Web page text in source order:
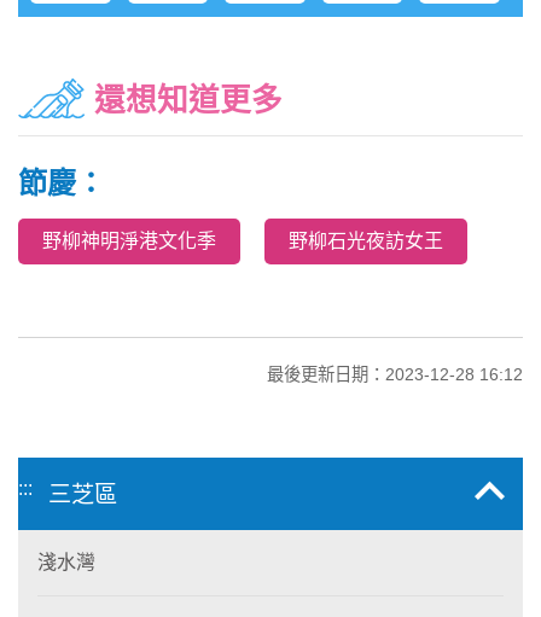
還想知道更多
節慶：
野柳神明淨港文化季 野柳石光夜訪女王
最後更新日期：2023-12-28 16:12
::: 三芝區
淺水灣